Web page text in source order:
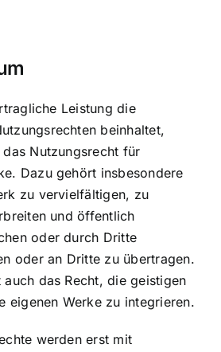
Leistung die
beinhaltet,
Nutzungsrecht für
Dazu gehört insbesondere
zu vervielfältigen, zu
und öffentlich
oder durch Dritte
oder an Dritte zu übertragen.
das Recht, die geistigen
eigenen Werke zu integrieren.
werden erst mit